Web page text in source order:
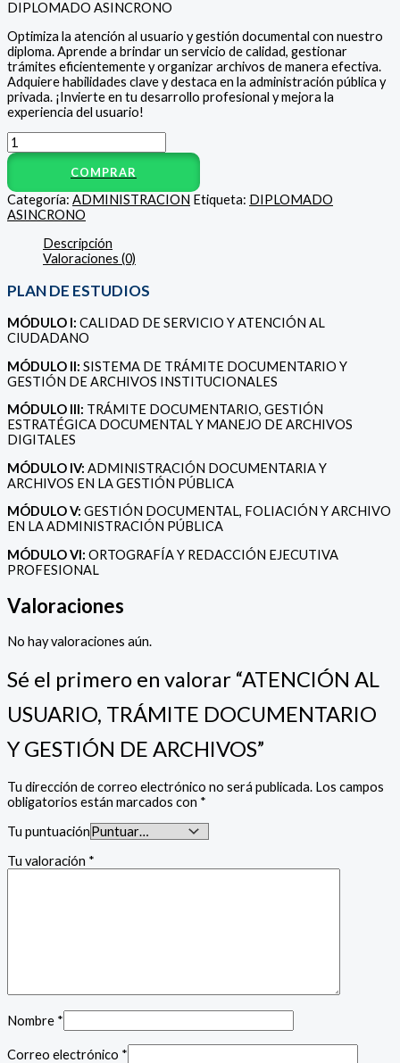
DIPLOMADO ASINCRONO
Optimiza la atención al usuario y gestión documental con nuestro
diploma. Aprende a brindar un servicio de calidad, gestionar
trámites eficientemente y organizar archivos de manera efectiva.
Adquiere habilidades clave y destaca en la administración pública y
privada. ¡Invierte en tu desarrollo profesional y mejora la
experiencia del usuario!
COMPRAR
Categoría: ADMINISTRACION Etiqueta: DIPLOMADO
ASINCRONO
Descripción
Valoraciones (0)
PLAN DE ESTUDIOS
MÓDULO I: CALIDAD DE SERVICIO Y ATENCIÓN AL
CIUDADANO
MÓDULO II: SISTEMA DE TRÁMITE DOCUMENTARIO Y
GESTIÓN DE ARCHIVOS INSTITUCIONALES
MÓDULO III: TRÁMITE DOCUMENTARIO, GESTIÓN
ESTRATÉGICA DOCUMENTAL Y MANEJO DE ARCHIVOS
DIGITALES
MÓDULO IV: ADMINISTRACIÓN DOCUMENTARIA Y
ARCHIVOS EN LA GESTIÓN PÚBLICA
MÓDULO V: GESTIÓN DOCUMENTAL, FOLIACIÓN Y ARCHIVO
EN LA ADMINISTRACIÓN PÚBLICA
MÓDULO VI: ORTOGRAFÍA Y REDACCIÓN EJECUTIVA
PROFESIONAL
Valoraciones
No hay valoraciones aún.
Sé el primero en valorar “ATENCIÓN AL
USUARIO, TRÁMITE DOCUMENTARIO
Y GESTIÓN DE ARCHIVOS”
Tu dirección de correo electrónico no será publicada. Los campos
obligatorios están marcados con *
Tu puntuación
Tu valoración *
Nombre *
Correo electrónico *